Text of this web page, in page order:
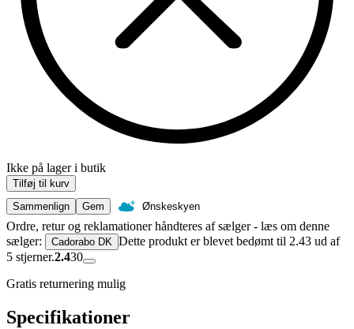
Ikke på lager i butik
Tilføj til kurv
Sammenlign
Gem Ønskeskyen
Ordre, retur og reklamationer håndteres af sælger - læs om denne
sælger:
Cadorabo DK Dette produkt er blevet bedømt til 2.43 ud af
5 stjerner.2.430
Gratis returnering mulig
Specifikationer